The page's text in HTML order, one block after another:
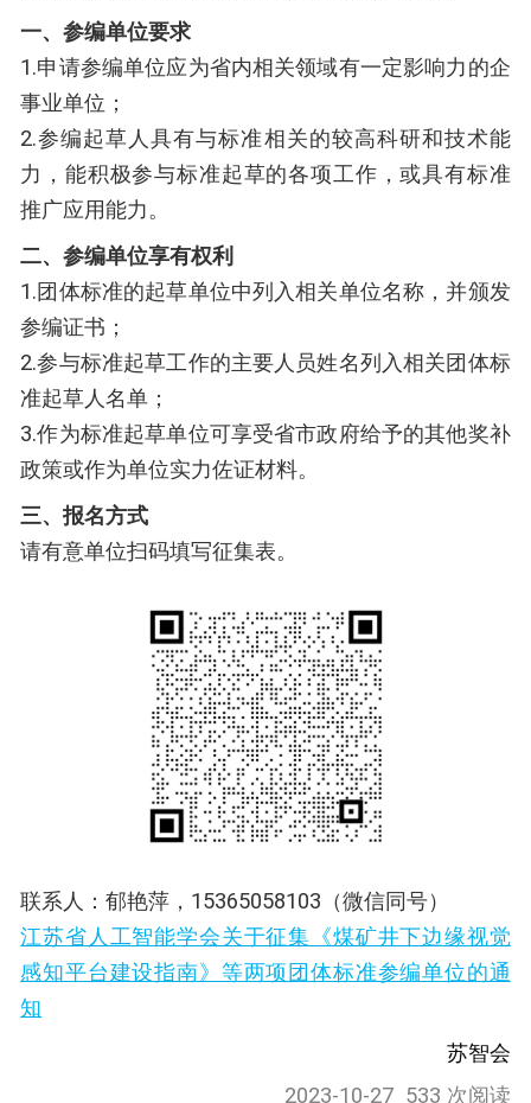
一、参编单位要求
1.申请参编单位应为省内相关领域有一定影响力的企
事业单位；
2.参编起草人具有与标准相关的较高科研和技术能
力，能积极参与标准起草的各项工作，或具有标准
推广应用能力。
二、参编单位享有权利
1.团体标准的起草单位中列入相关单位名称，并颁发
参编证书；
2.参与标准起草工作的主要人员姓名列入相关团体标
准起草人名单；
3.作为标准起草单位可享受省市政府给予的其他奖补
政策或作为单位实力佐证材料。
三、报名方式
请有意单位扫码填写征集表。
联系人：郁艳萍，15365058103（微信同号）
江苏省人工智能学会关于征集《煤矿井下边缘视觉
感知平台建设指南》等两项团体标准参编单位的通
知
苏智会
2023-10-27 533 次阅读